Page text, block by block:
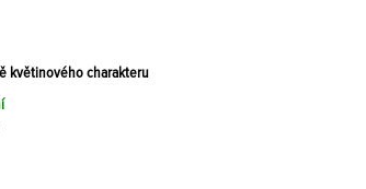
květinového charakteru